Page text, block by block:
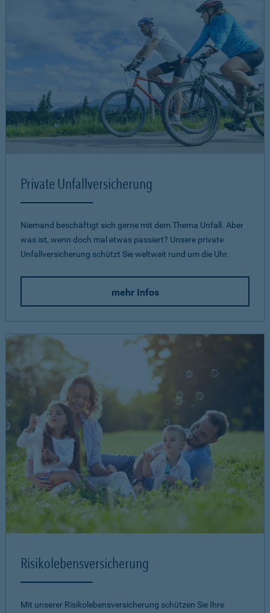
Private Unfallversicherung
Niemand beschäftigt sich gerne mit dem Thema Unfall. Aber
was ist, wenn doch mal etwas passiert? Unsere private
Unfallversicherung schützt Sie weltweit rund um die Uhr.
mehr Infos
Risikolebensversicherung
Mit unserer Risikolebensversicherung schützen Sie Ihre